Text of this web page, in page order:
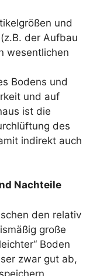
und
der Aufbau
wesentlichen
Bodens und
und auf
ist die
des
indirekt auch
Nachteile
den relativ
große
Boden
zwar gut ab,